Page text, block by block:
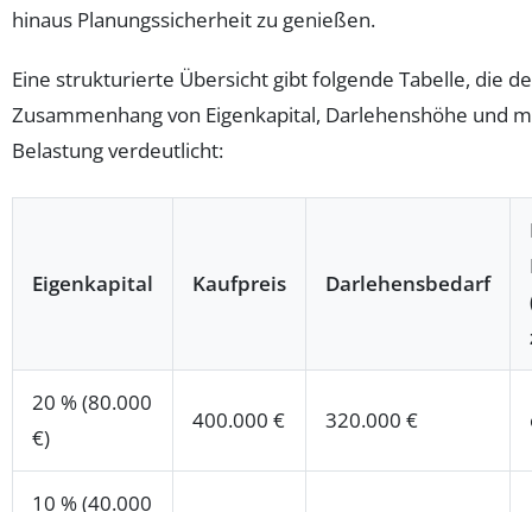
hinaus Planungssicherheit zu genießen.
Eine strukturierte Übersicht gibt folgende Tabelle, die
Zusammenhang von Eigenkapital, Darlehenshöhe und
Belastung verdeutlicht:
Eigenkapital Kaufpreis Darlehensbedarf
20 % (80.000
€)
400.000 € 320.000 €
10 % (40.000